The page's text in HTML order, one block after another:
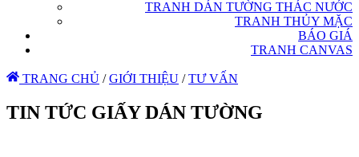
TRANH DÁN TƯỜNG THÁC NƯỚC
TRANH THỦY MẶC
BÁO GIÁ
TRANH CANVAS
TRANG CHỦ / GIỚI THIỆU / TƯ VẤN
TIN TỨC GIẤY DÁN TƯỜNG